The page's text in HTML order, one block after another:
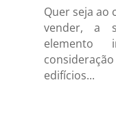
Quer seja
vender, a
edifícios...